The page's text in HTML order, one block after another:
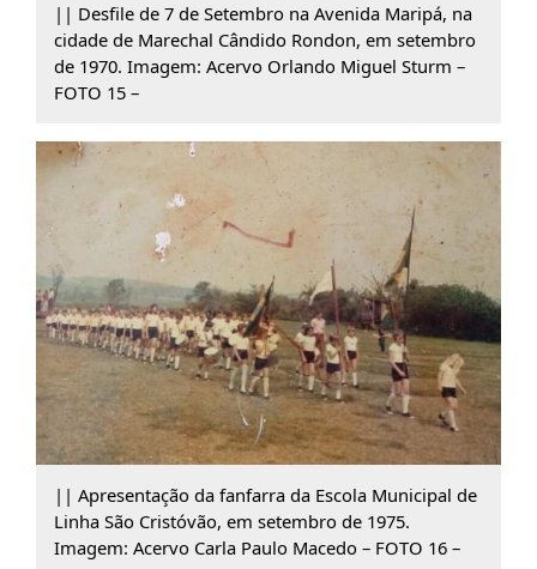
|| Desfile de 7 de Setembro na Avenida Maripá, na
cidade de Marechal Cândido Rondon, em setembro
de 1970. Imagem: Acervo Orlando Miguel Sturm –
FOTO 15 –
|| Apresentação da fanfarra da Escola Municipal de
Linha São Cristóvão, em setembro de 1975.
Imagem: Acervo Carla Paulo Macedo – FOTO 16 –